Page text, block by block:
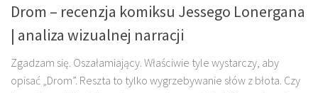
Drom – recenzja komiksu Jessego Lonergana
| analiza wizualnej narracji
Zgadzam się. Oszałamiający. Właściwie tyle wystarczy, aby
opisać „Drom”. Reszta to tylko wygrzebywanie słów z błota. Czy